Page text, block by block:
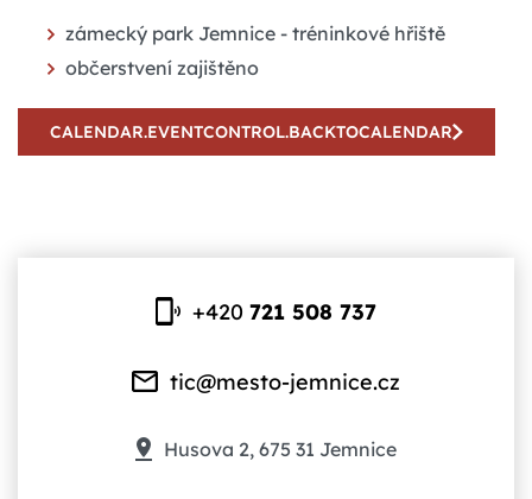
zámecký park Jemnice - tréninkové hřiště
občerstvení zajištěno
CALENDAR.EVENTCONTROL.BACKTOCALENDAR
+420721 508 737
tic@mesto-jemnice.cz
Husova 2, 675 31 Jemnice